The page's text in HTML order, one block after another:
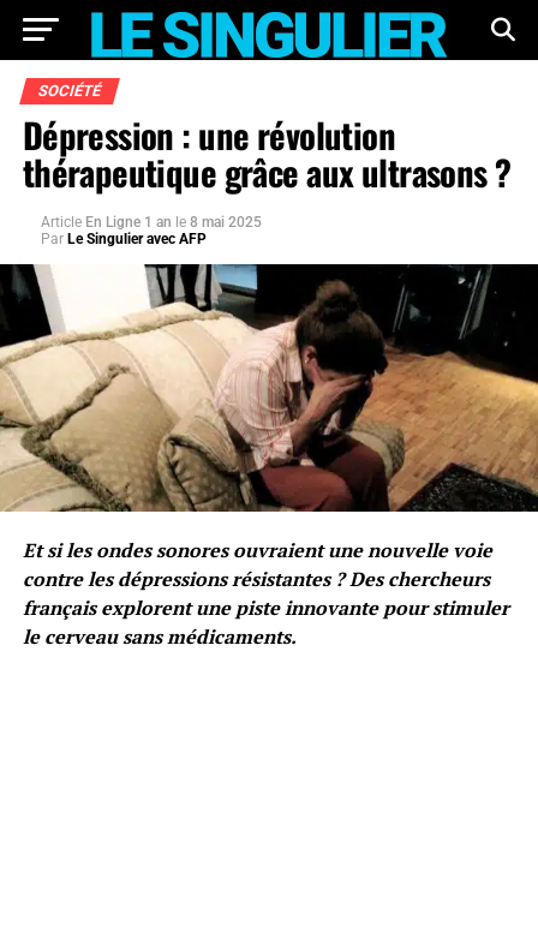
SOCIÉTÉ
Dépression : une révolution
thérapeutique grâce aux ultrasons ?
Article En Ligne 1 an le 8 mai 2025
Par Le Singulier avec AFP
Et si les ondes sonores ouvraient une nouvelle voie
contre les dépressions résistantes ? Des chercheurs
français explorent une piste innovante pour stimuler
le cerveau sans médicaments.